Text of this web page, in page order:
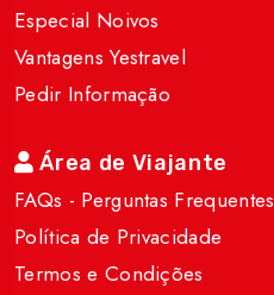
Especial Noivos
Vantagens Yestravel
Pedir Informação
Área de Viajante
FAQs - Perguntas Frequentes
Política de Privacidade
Termos e Condições